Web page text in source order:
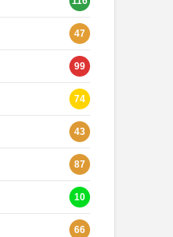
47
99
74
43
87
10
66